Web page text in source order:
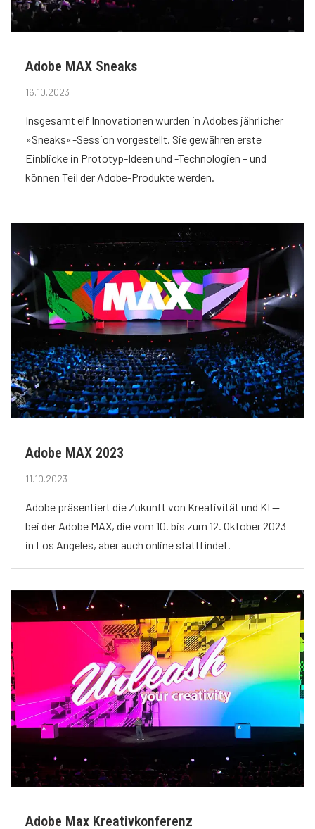
Adobe MAX Sneaks
16.10.2023
Insgesamt elf Innovationen wurden in Adobes jährlicher
»Sneaks«-Session vorgestellt. Sie gewähren erste
Einblicke in Prototyp-Ideen und -Technologien – und
können Teil der Adobe-Produkte werden.
Adobe MAX 2023
11.10.2023
Adobe präsentiert die Zukunft von Kreativität und KI —
bei der Adobe MAX, die vom 10. bis zum 12. Oktober 2023
in Los Angeles, aber auch online stattfindet.
Adobe Max Kreativkonferenz